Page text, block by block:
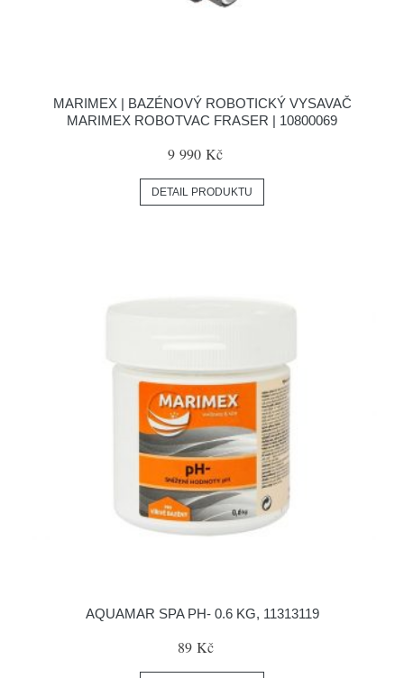
MARIMEX | BAZÉNOVÝ ROBOTICKÝ VYSAVAČ
MARIMEX ROBOTVAC FRASER | 10800069
9 990 Kč
DETAIL PRODUKTU
AQUAMAR SPA PH- 0.6 KG, 11313119
89 Kč